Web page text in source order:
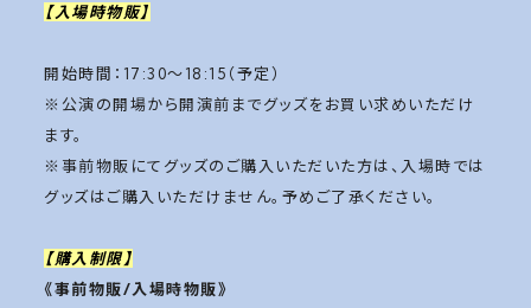
【入場時物販】
開始時間：17:30〜18:15（予定）
※公演の開場から開演前までグッズをお買い求めいただけ
ます。
※事前物販にてグッズのご購入いただいた方は、入場時では
グッズはご購入いただけません。予めご了承ください。
【購入制限】
《事前物販/入場時物販》